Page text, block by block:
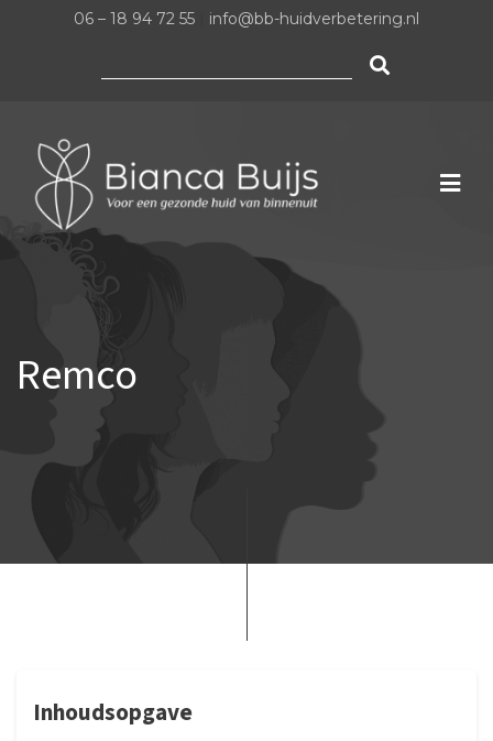
06 – 18 94 72 55 info@bb-huidverbetering.nl
Remco
Inhoudsopgave